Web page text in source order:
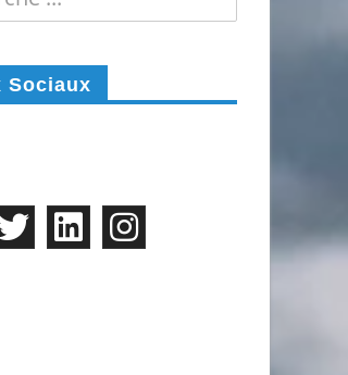
Sociaux